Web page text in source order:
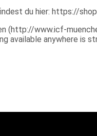
du hier: https://
(http://www.icf-
available anywhere is